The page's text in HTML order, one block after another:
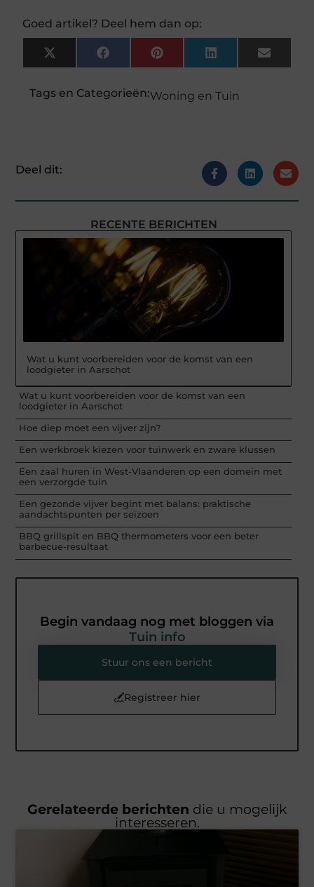
Goed artikel? Deel hem dan op:
X
(Twitter)
FacebookPinterestLinkedInEmail
Tags en Categorieën:Woning en Tuin
Deel dit:
RECENTE BERICHTEN
Wat u kunt voorbereiden voor de komst van een
loodgieter in Aarschot
Wat u kunt voorbereiden voor de komst van een
loodgieter in Aarschot
Hoe diep moet een vijver zijn?
Een werkbroek kiezen voor tuinwerk en zware klussen
Een zaal huren in West-Vlaanderen op een domein met
een verzorgde tuin
Een gezonde vijver begint met balans: praktische
aandachtspunten per seizoen
BBQ grillspit en BBQ thermometers voor een beter
barbecue-resultaat
Begin vandaag nog met bloggen via
Tuin info
Stuur ons een bericht
Registreer hier
Gerelateerde berichten die u mogelijk
interesseren.